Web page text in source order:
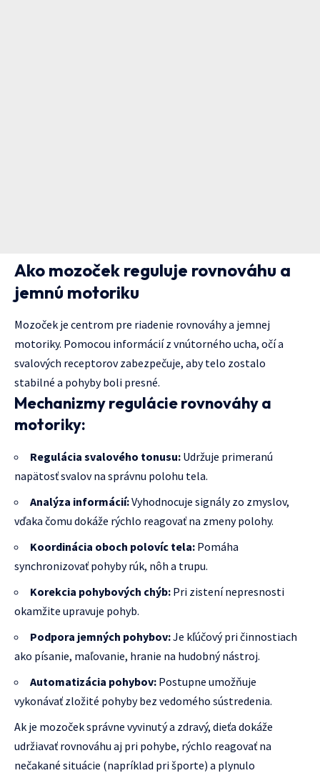
Ako mozoček reguluje rovnováhu a
jemnú motoriku
Mozoček je centrom pre riadenie rovnováhy a jemnej
motoriky. Pomocou informácií z vnútorného ucha, očí a
svalových receptorov zabezpečuje, aby telo zostalo
stabilné a pohyby boli presné.
Mechanizmy regulácie rovnováhy a
motoriky:
Regulácia svalového tonusu: Udržuje primeranú
napätosť svalov na správnu polohu tela.
Analýza informácií:Vyhodnocuje signály zo zmyslov,
vďaka čomu dokáže rýchlo reagovať na zmeny polohy.
Koordinácia oboch polovíc tela: Pomáha
synchronizovať pohyby rúk, nôh a trupu.
Korekcia pohybových chýb: Pri zistení nepresnosti
okamžite upravuje pohyb.
Podpora jemných pohybov:Je kľúčový pri činnostiach
ako písanie, maľovanie, hranie na hudobný nástroj.
Automatizácia pohybov: Postupne umožňuje
vykonávať zložité pohyby bez vedomého sústredenia.
Ak je mozoček správne vyvinutý a zdravý, dieťa dokáže
udržiavať rovnováhu aj pri pohybe, rýchlo reagovať na
nečakané situácie (napríklad pri športe) a plynulo